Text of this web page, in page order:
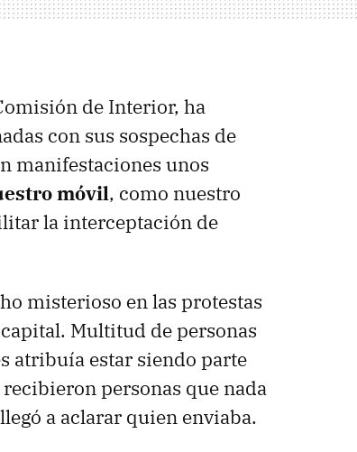
de Interior, ha
con sus sospechas de
manifestaciones unos
móvil, como nuestro
la interceptación de
misterioso en las protestas
Multitud de personas
atribuía estar siendo parte
personas que nada
a aclarar quien enviaba.